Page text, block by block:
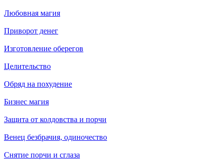
Любовная магия
Приворот денег
Изготовление оберегов
Целительство
Обряд на похудение
Бизнес магия
Защита от колдовства и порчи
Венец безбрачия, одиночество
Снятие порчи и сглаза